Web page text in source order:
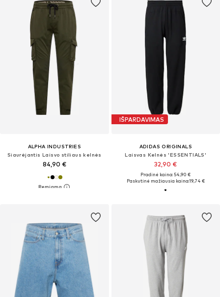
ALPHA INDUSTRIES
Siaurėjantis Laisvo stiliaus kelnės
84,90 €
IŠPARDAVIMAS
ADIDAS ORIGINALS
Laisvas Kelnės 'ESSENTIALS'
32,90 €
Pradinė kaina: 54,90 €
Paskutinė mažiausia kaina:19,74 €